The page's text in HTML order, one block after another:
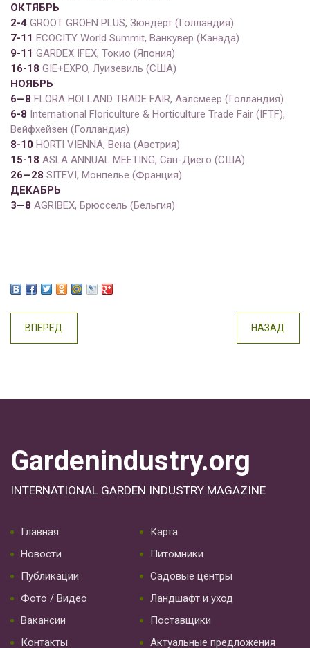
ОКТЯБРЬ
2-4 GROOT GROEN PLUS, Зюндерт (Голландия)
7-11 ECOCITY World Summit, Ванкувер (Канада)
9-11 GARDEX IFEX, Токио (Япония)
16-18 GIE+EXPO, Луизевиль (США)
НОЯБРЬ
6—8 FLORA HOLLAND TRADE FAIR, Аалсмеер (Голландия)
6-8 International Floriculture & Horticulture Trade Fair (IFTF),
Вейфхейзен (Голландия)
8-10 HORTI VIENNA, Вена (Австрия)
15-18 ASLA ANNUAL MEETING, Сан-Диего (США)
26—28 SITEVI, Монпелье (Франция)
ДЕКАБРЬ
3—8 AGRIBEX, Брюссель (Бельгия)
ВПЕРЕД НАЗАД
Gardenindustry.org
INTERNATIONAL GARDEN INDUSTRY MAGAZINE
Главная
Новости
Публикации
Фото / Видео
Вакансии
Контакты
Карта
Питомники
Садовые центры
Ландшафт и уход
Поставщики
Актуальные предложения